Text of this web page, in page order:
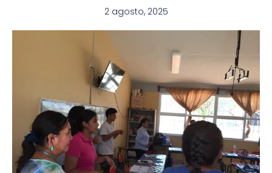
2 agosto, 2025